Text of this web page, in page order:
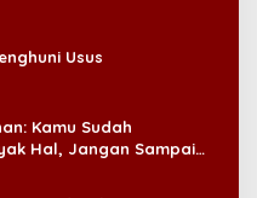
Usus
Kamu Sudah
Hal, Jangan Sampai